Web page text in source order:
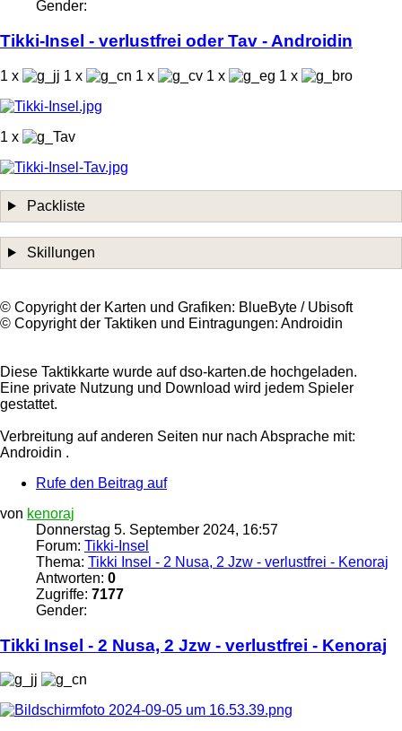
Gender:
Tikki-Insel - verlustfrei oder Tav - Androidin
1 x 1 x 1 x 1 x 1 x
1 x
Packliste
Skillungen
©️ Copyright der Karten und Grafiken: BlueByte / Ubisoft
©️ Copyright der Taktiken und Eintragungen: Androidin
Diese Taktikkarte wurde auf dso-karten.de hochgeladen.
Eine private Nutzung und Download wird jedem Spieler
gestattet.
Verbreitung auf anderen Seiten nur nach Absprache mit:
Androidin .
Rufe den Beitrag auf
von kenoraj
Donnerstag 5. September 2024, 16:57
Forum: Tikki-Insel
Thema: Tikki Insel - 2 Nusa, 2 Jzw - verlustfrei - Kenoraj
Antworten: 0
Zugriffe: 7177
Gender:
Tikki Insel - 2 Nusa, 2 Jzw - verlustfrei - Kenoraj